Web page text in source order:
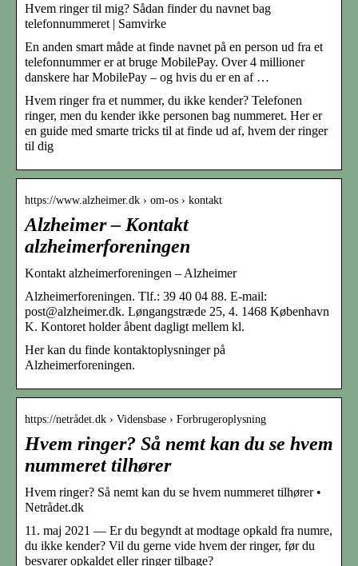
Hvem ringer til mig? Sådan finder du navnet bag
telefonnummeret | Samvirke
En anden smart måde at finde navnet på en person ud fra et
telefonnummer er at bruge MobilePay. Over 4 millioner
danskere har MobilePay – og hvis du er en af …
Hvem ringer fra et nummer, du ikke kender? Telefonen
ringer, men du kender ikke personen bag nummeret. Her er
en guide med smarte tricks til at finde ud af, hvem der ringer
til dig
https://www.alzheimer.dk › om-os › kontakt
Alzheimer – Kontakt
alzheimerforeningen
Kontakt alzheimerforeningen – Alzheimer
Alzheimerforeningen. Tlf.: 39 40 04 88. E-mail:
post@alzheimer.dk. Løngangstræde 25, 4. 1468 København
K. Kontoret holder åbent dagligt mellem kl.
Her kan du finde kontaktoplysninger på
Alzheimerforeningen.
https://netrådet.dk › Vidensbase › Forbrugeroplysning
Hvem ringer? Så nemt kan du se hvem
nummeret tilhører
Hvem ringer? Så nemt kan du se hvem nummeret tilhører •
Netrådet.dk
11. maj 2021 — Er du begyndt at modtage opkald fra numre,
du ikke kender? Vil du gerne vide hvem der ringer, før du
besvarer opkaldet eller ringer tilbage?